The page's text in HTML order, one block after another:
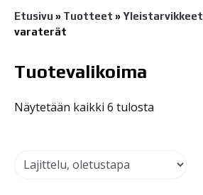
Etusivu » Tuotteet » Yleistarvikkeet
varaterät
Tuotevalikoima
Näytetään kaikki 6 tulosta